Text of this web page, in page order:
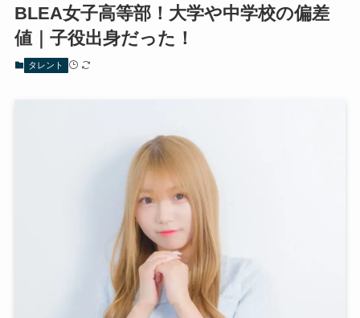
BLEA女子高等部！大学や中学校の偏差
値｜子役出身だった！
タレント